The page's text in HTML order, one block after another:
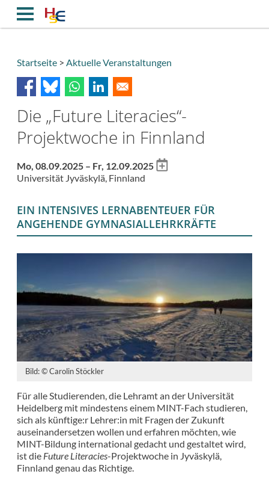
Inhalt
Breadcrumb
Startseite Aktuelle Veranstaltungen
Die „Future Literacies“-
Projektwoche in Finnland
Mo, 08.09.2025 – Fr, 12.09.2025 Add
Universität Jyväskylä, Finnland
EIN INTENSIVES LERNABENTEUER FÜR
ANGEHENDE GYMNASIALLEHRKRÄFTE
Bild: © Carolin Stöckler
Für alle Studierenden, die Lehramt an der Universität
Heidelberg mit mindestens einem MINT-Fach studieren,
sich als künftige:r Lehrer:in mit Fragen der Zukunft
auseinandersetzen wollen und erfahren möchten, wie
MINT-Bildung international gedacht und gestaltet wird,
ist die Future Literacies-Projektwoche in Jyväskylä,
Finnland genau das Richtige.